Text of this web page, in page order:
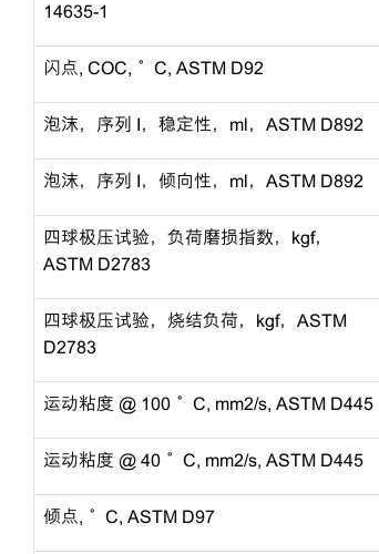
14635-1
闪点, COC, °C, ASTM D92
泡沫，序列 I，稳定性，ml，ASTM D892
泡沫，序列 I，倾向性，ml，ASTM D892
四球极压试验，负荷磨损指数，kgf，
ASTM D2783
四球极压试验，烧结负荷，kgf，ASTM
D2783
运动粘度 @ 100 °C, mm2/s, ASTM D445
运动粘度 @ 40 °C, mm2/s, ASTM D445
倾点, °C, ASTM D97